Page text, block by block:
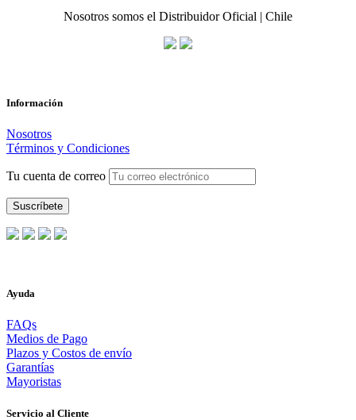
Nosotros somos el Distribuidor Oficial | Chile
Información
Nosotros
Términos y Condiciones
Tu cuenta de correo
Ayuda
FAQs
Medios de Pago
Plazos y Costos de envío
Garantías
Mayoristas
Servicio al Cliente